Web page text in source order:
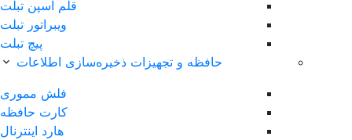
قلم اس‎پن تبلت
ویبراتور تبلت
پیچ تبلت
حافظه و تجهیزات ذخیره‌سازی اطلاعات
فلش مموری
کارت حافظه
هارد اینترنال